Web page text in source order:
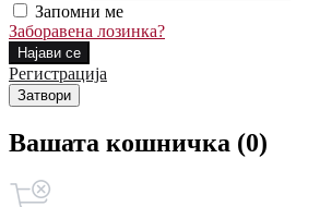
Запомни ме
Заборавена лозинка?
Најави се
Регистрација
Затвори
Вашата кошничка (0)